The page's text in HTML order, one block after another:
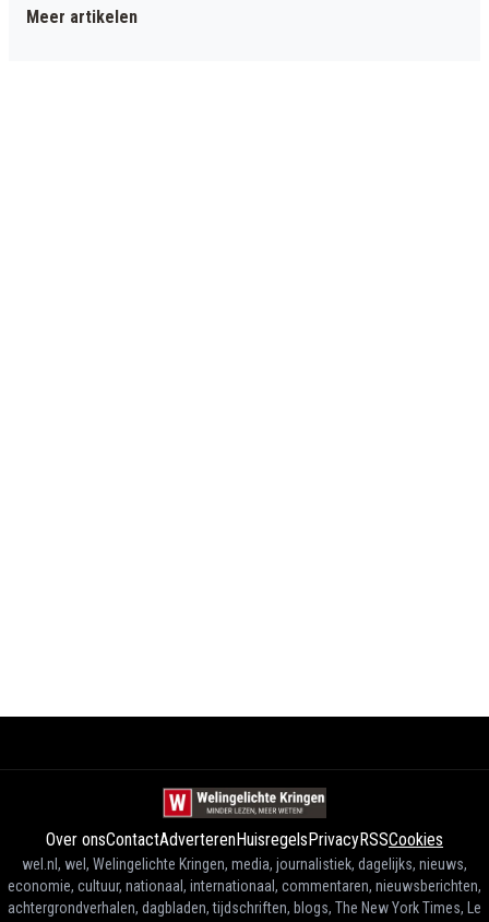
Meer artikelen
Over onsContactAdverterenHuisregelsPrivacyRSSCookies
wel.nl, wel, Welingelichte Kringen, media, journalistiek, dagelijks, nieuws,
economie, cultuur, nationaal, internationaal, commentaren, nieuwsberichten,
achtergrondverhalen, dagbladen, tijdschriften, blogs, The New York Times, Le